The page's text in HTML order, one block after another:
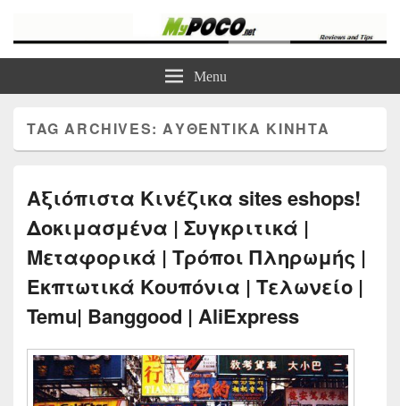
Τα καλύτερα Reviews , Συγκρίσεις , VPN , Webhosting
Menu
TAG ARCHIVES:ΑΥΘΕΝΤΙΚΑ ΚΙΝΗΤΑ
Αξιόπιστα Κινέζικα sites eshops!
Δοκιμασμένα | Συγκριτικά |
Μεταφορικά | Τρόποι Πληρωμής |
Εκπτωτικά Κουπόνια | Τελωνείο |
Temu| Banggood | AliExpress